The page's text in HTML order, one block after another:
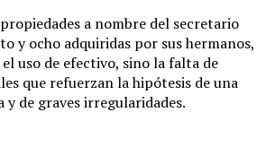
a nombre del secretario
y ocho adquiridas por sus hermanos,
uso de efectivo, sino la falta de
que refuerzan la hipótesis de una
y de graves irregularidades.